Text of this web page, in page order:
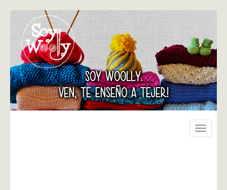
SOY WOOLLY.
VEN, TE ENSEÑO A TEJER!
Toggle